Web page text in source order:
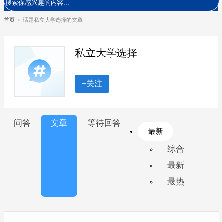
首页 > 话题私立大学选择的文章
私立大学选择
+关注
问答 文章 等待回答
最新
综合
最新
最热